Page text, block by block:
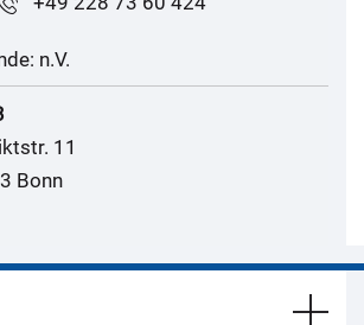
n.V.
11
Bonn